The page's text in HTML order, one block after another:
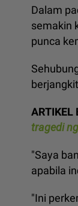
Dalam
semakin
punca
ARTIKEL
tragedi
"Saya
apabila
"Ini